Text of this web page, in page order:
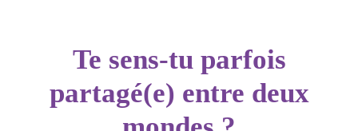
Te sens-tu parfois
partagé(e) entre deux